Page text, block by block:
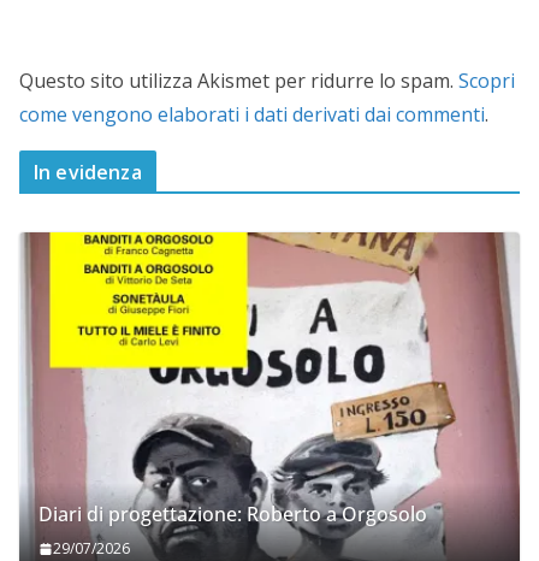
Questo sito utilizza Akismet per ridurre lo spam. Scopri
come vengono elaborati i dati derivati dai commenti.
In evidenza
Diari di progettazione: Roberto a Orgosolo
29/07/2026